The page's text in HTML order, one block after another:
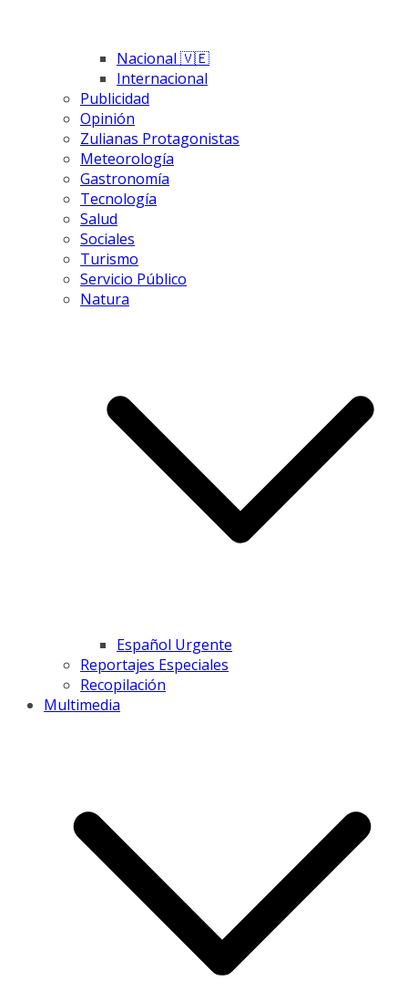
Nacional 🇻🇪
Internacional
Publicidad
Opinión
Zulianas Protagonistas
Meteorología
Gastronomía
Tecnología
Salud
Sociales
Turismo
Servicio Público
Natura
Español Urgente
Reportajes Especiales
Recopilación
Multimedia